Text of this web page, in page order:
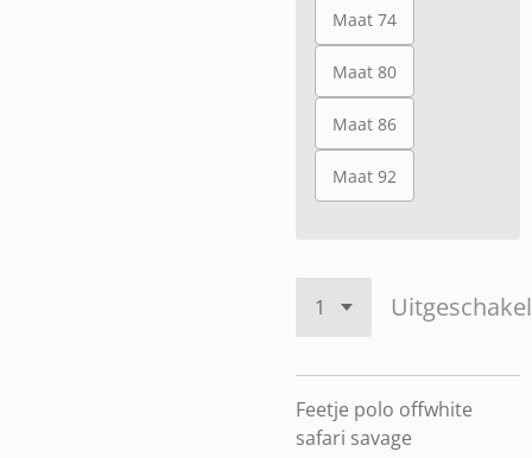
Maat 74
Maat 80
Maat 86
Maat 92
Feetje polo offwhite
safari savage